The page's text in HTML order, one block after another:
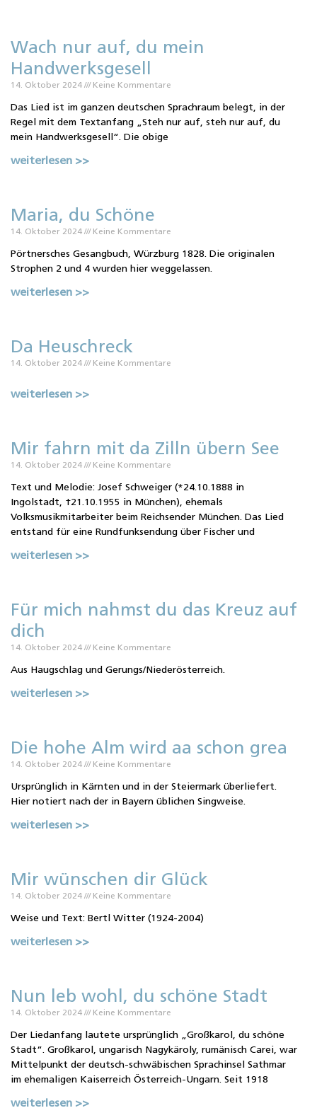
Wach nur auf, du mein
Handwerksgesell
14. Oktober 2024 Keine Kommentare
Das Lied ist im ganzen deutschen Sprachraum belegt, in der
Regel mit dem Textanfang „Steh nur auf, steh nur auf, du
mein Handwerksgesell“. Die obige
weiterlesen >>
Maria, du Schöne
14. Oktober 2024 Keine Kommentare
Pörtnersches Gesangbuch, Würzburg 1828. Die originalen
Strophen 2 und 4 wurden hier weggelassen.
weiterlesen >>
Da Heuschreck
14. Oktober 2024 Keine Kommentare
weiterlesen >>
Mir fahrn mit da Zilln übern See
14. Oktober 2024 Keine Kommentare
Text und Melodie: Josef Schweiger (*24.10.1888 in
Ingolstadt, †21.10.1955 in München), ehemals
Volksmusikmitarbeiter beim Reichsender München. Das Lied
entstand für eine Rundfunksendung über Fischer und
weiterlesen >>
Für mich nahmst du das Kreuz auf
dich
14. Oktober 2024 Keine Kommentare
Aus Haugschlag und Gerungs/Niederösterreich.
weiterlesen >>
Die hohe Alm wird aa schon grea
14. Oktober 2024 Keine Kommentare
Ursprünglich in Kärnten und in der Steiermark überliefert.
Hier notiert nach der in Bayern üblichen Singweise.
weiterlesen >>
Mir wünschen dir Glück
14. Oktober 2024 Keine Kommentare
Weise und Text: Bertl Witter (1924-2004)
weiterlesen >>
Nun leb wohl, du schöne Stadt
14. Oktober 2024 Keine Kommentare
Der Liedanfang lautete ursprünglich „Großkarol, du schöne
Stadt“. Großkarol, ungarisch Nagykäroly, rumänisch Carei, war
Mittelpunkt der deutsch-schwäbischen Sprachinsel Sathmar
im ehemaligen Kaiserreich Österreich-Ungarn. Seit 1918
weiterlesen >>